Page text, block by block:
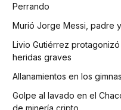
Perrando
Murió Jorge Messi, padre
Livio Gutiérrez
heridas graves
Allanamientos en los
Golpe al lavado en el